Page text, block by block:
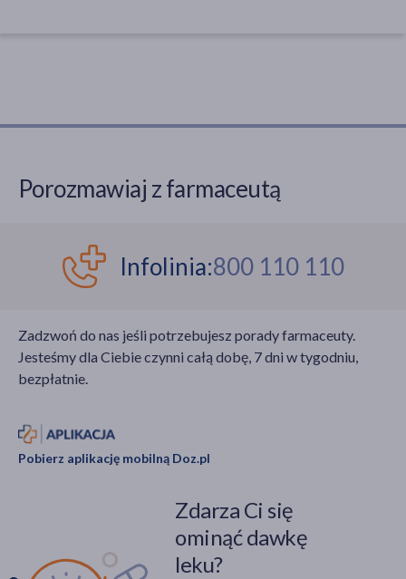
Porozmawiaj z farmaceutą
Infolinia:800 110 110
Zadzwoń do nas jeśli potrzebujesz porady farmaceuty.
Jesteśmy dla Ciebie czynni całą dobę, 7 dni w tygodniu,
bezpłatnie.
Pobierz aplikację mobilną Doz.pl
Zdarza Ci się
ominąć dawkę
leku?